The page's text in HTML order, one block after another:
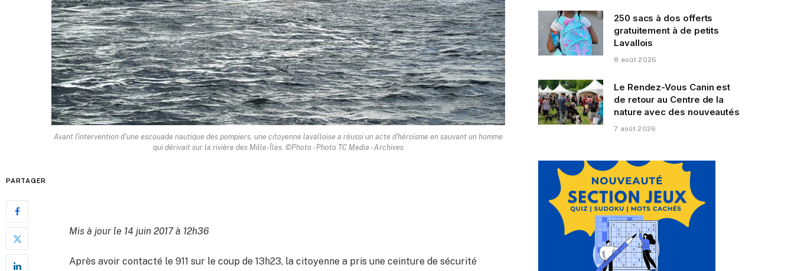
Avant l'intervention d'une escouade nautique des pompiers, une citoyenne lavalloise a réussi un acte d'héroïsme en sauvant un homme
qui dérivait sur la rivière des Mille-Îles. ©Photo - Photo TC Media - Archives
PARTAGER
Mis à jour le 14 juin 2017 à 12h36
Après avoir contacté le 911 sur le coup de 13h23, la citoyenne a pris une ceinture de sécurité
250 sacs à dos offerts
gratuitement à de petits
Lavallois
8 août 2026
Le Rendez-Vous Canin est
de retour au Centre de la
nature avec des nouveautés
7 août 2026